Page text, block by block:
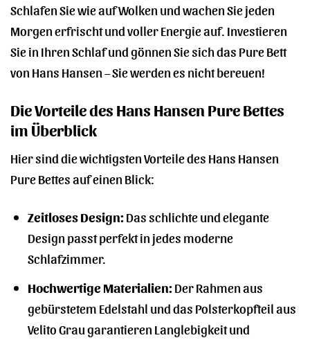
Schlafen Sie wie auf Wolken und wachen Sie jeden
Morgen erfrischt und voller Energie auf. Investieren
Sie in Ihren Schlaf und gönnen Sie sich das Pure Bett
von Hans Hansen – Sie werden es nicht bereuen!
Die Vorteile des Hans Hansen Pure Bettes
im Überblick
Hier sind die wichtigsten Vorteile des Hans Hansen
Pure Bettes auf einen Blick:
Zeitloses Design:Das schlichte und elegante
Design passt perfekt in jedes moderne
Schlafzimmer.
Hochwertige Materialien:Der Rahmen aus
gebürstetem Edelstahl und das Polsterkopfteil aus
Velito Grau garantieren Langlebigkeit und